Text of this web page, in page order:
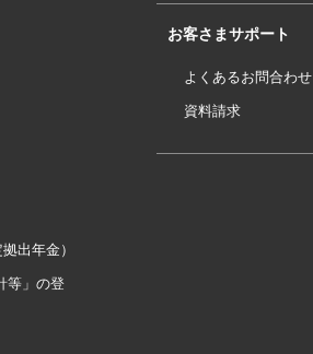
出年金）
等」の登
お客さまサポート
よくあるお問合わせ
資料請求